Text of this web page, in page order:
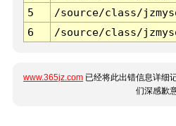
5
/source/class/
6
/source/class/
www.365jz.com 已经将此出错信息详细
们深感歉